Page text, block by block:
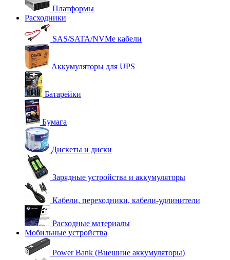
Платформы
Расходники
SAS/SATA/NVMe кабели
Аккумуляторы для UPS
Батарейки
Бумага
Дискеты и диски
Зарядные устройства и аккумуляторы
Кабели, переходники, кабели-удлинители
Расходные материалы
Мобильные устройства
Power Bank (Внешние аккумуляторы)